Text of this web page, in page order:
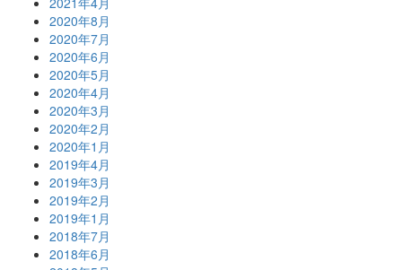
2020年8月
2020年7月
2020年6月
2020年5月
2020年4月
2020年3月
2020年2月
2020年1月
2019年4月
2019年3月
2019年2月
2019年1月
2018年7月
2018年6月